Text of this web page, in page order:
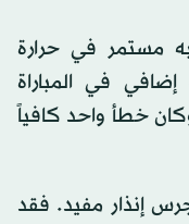
مستمر في حرارة
في المباراة
خطأ واحد كافياً
إنذار مفيد. فقد